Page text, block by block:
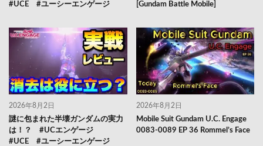
#UCE #ユーシーエンゲージ
[Gundam Battle Mobile]
2026年8月2日
謎に包まれた半壊ガンダムの実力
は！？ #UCエンゲージ
#UCE #ユーシーエンゲージ
2026年8月2日
Mobile Suit Gundam U.C. Engage
0083-0089 EP 36 Rommel’s Face